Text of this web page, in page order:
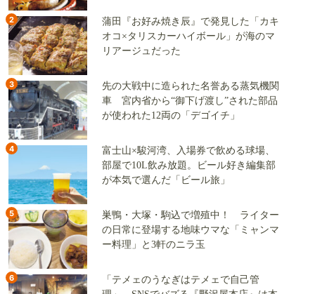
2
蒲田『お好み焼き辰』で発見した「カキ
オコ×タリスカーハイボール」が海のマ
リアージュだった
3
先の大戦中に造られた名誉ある蒸気機関
車 宮内省から“御下げ渡し”された部品
が使われた12両の「デゴイチ」
4
富士山×駿河湾、入場券で飲める球場、
部屋で10L飲み放題。ビール好き編集部
が本気で選んだ「ビール旅」
5
巣鴨・大塚・駒込で増殖中！ ライター
の日常に登場する地味ウマな「ミャンマ
ー料理」と3軒のニラ玉
6
「テメェのうなぎはテメェで自己管